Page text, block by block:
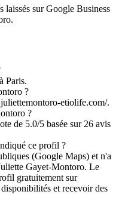
laissés sur Google Business
.
Paris.
?
etiolife.com/.
?
de 5.0/5 basée sur 26 avis
ce profil ?
(Google Maps) et n'a
Gayet-Montoro. Le
gratuitement sur
et recevoir des